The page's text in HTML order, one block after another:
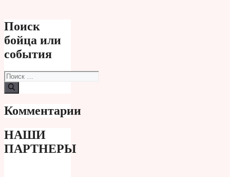
Поиск
бойца или
события
Поиск:
Комментарии
НАШИ
ПАРТНЕРЫ